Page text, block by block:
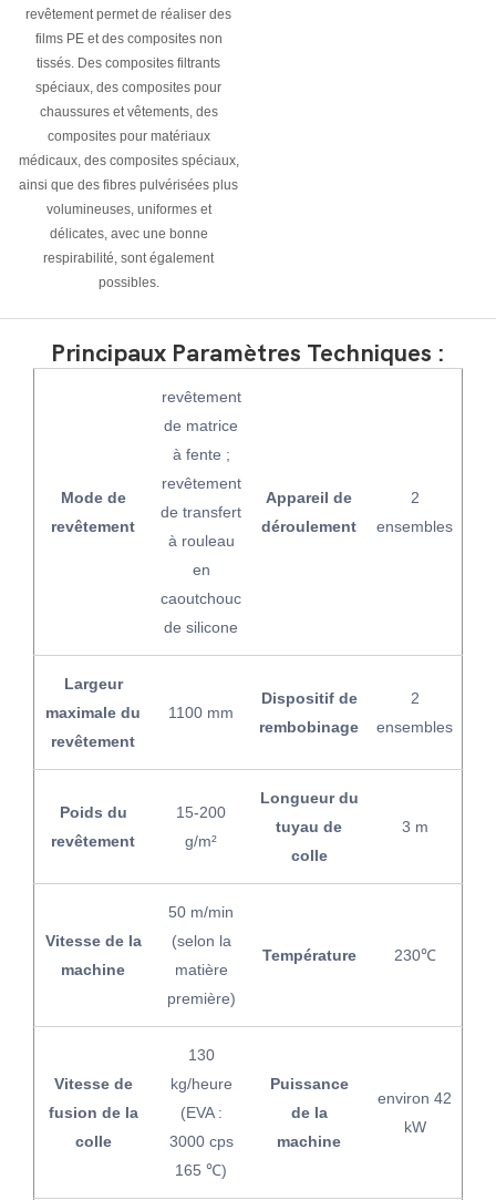
revêtement permet de réaliser des
films PE et des composites non
tissés. Des composites filtrants
spéciaux, des composites pour
chaussures et vêtements, des
composites pour matériaux
médicaux, des composites spéciaux,
ainsi que des fibres pulvérisées plus
volumineuses, uniformes et
délicates, avec une bonne
respirabilité, sont également
possibles.
Principaux Paramètres Techniques :
Mode de
revêtement
revêtement
de matrice
à fente ;
revêtement
de transfert
à rouleau
en
caoutchouc
de silicone
Appareil de
déroulement
2
ensembles
Largeur
maximale du
revêtement
1100 mm
Dispositif de
rembobinage
2
ensembles
Poids du
revêtement
15-200
g/m²
Longueur du
tuyau de
colle
3 m
Vitesse de la
machine
50 m/min
(selon la
matière
première)
Température 230℃
Vitesse de
fusion de la
colle
130
kg/heure
(EVA :
3000 cps
165 ℃)
Puissance
de la
machine
environ 42
kW